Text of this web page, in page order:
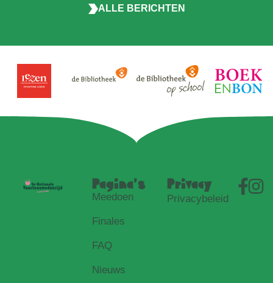
ALLE BERICHTEN
Pagina's
Meedoen
Finales
FAQ
Nieuws
Privacy
Privacybeleid